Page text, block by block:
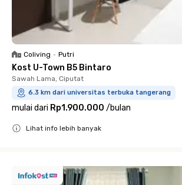
Coliving • Putri
Kost U-Town B5 Bintaro
Sawah Lama, Ciputat
6.3 km dari universitas terbuka tangerang
mulai dari Rp1.900.000 /bulan
Lihat info lebih banyak